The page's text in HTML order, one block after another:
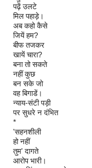
पढ़ें उलटे
मिल पहाड़े।
अब कहो कैसे
जियें हम?
बीफ तजकर
खायें चारा?
बना तो सकते
नहीं कुछ
बन सके जो
वह बिगाडें।
न्याय-संटी पड़ी
पर सुधरे न दंभित
*
'सहनशीली
हो नहीं
तुम' दागते
आरोप भारी।